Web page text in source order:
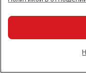
Правила
Подписка на
Отменить подписку
Адрес электронной